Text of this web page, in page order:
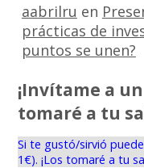
aabrilru en
prácticas de
puntos se unen?
¡Invítame a
tomaré a tu
Si te gustó/sirvió
1€). ¡Los tomaré a tu